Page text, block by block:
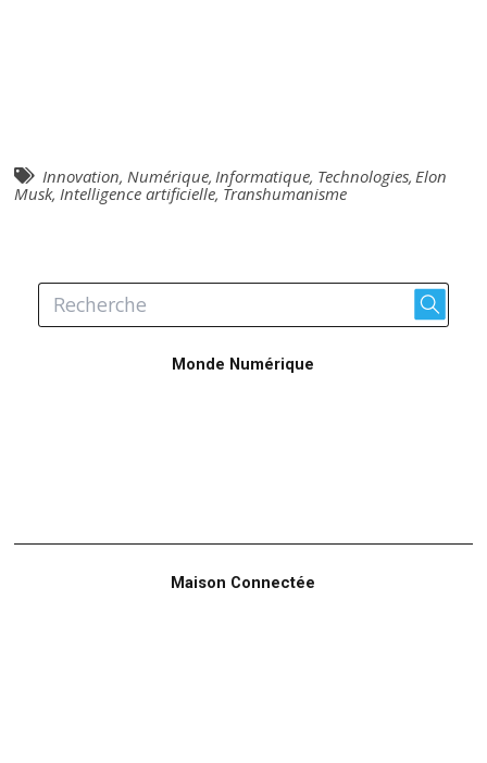
Innovation, Numérique, Informatique, Technologies, Elon
Musk, Intelligence artificielle, Transhumanisme
Monde Numérique
Maison Connectée